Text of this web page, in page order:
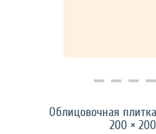
Купить в 1 клик
Облицовочная
200 ×